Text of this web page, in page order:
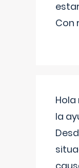
Con
la